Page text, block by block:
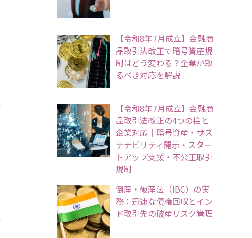
【令和8年7月成立】金融商
品取引法改正で暗号資産規
制はどう変わる？企業が取
るべき対応を解説
【令和8年7月成立】金融商
品取引法改正の4つの柱と
企業対応｜暗号資産・サス
テナビリティ開示・スター
トアップ支援・不公正取引
規制
倒産・破産法（IBC）の実
務：迅速な債権回収とイン
ド取引先の破産リスク管理